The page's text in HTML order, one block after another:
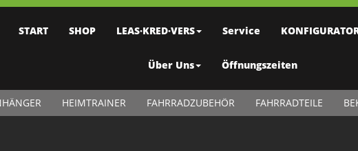
START SHOP LEAS·KRED·VERS Service
Über Uns Öffnungszeiten
HEIMTRAINER FAHRRADZUBEHÖR FAHRRADTEILE